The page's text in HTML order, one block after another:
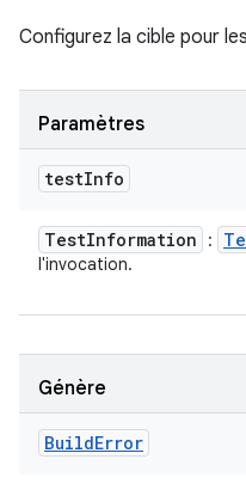
Configurez la cible pour
Paramètres
testInfo
TestInformation :
l'invocation.
Génère
BuildError